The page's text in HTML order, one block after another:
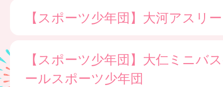
【スポーツ少年団】大河アスリ
【スポーツ少年団】大仁ミニバ
ールスポーツ少年団